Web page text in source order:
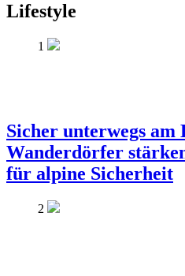
Lifestyle
1
Sicher unterwegs
Wanderdörfer
für alpine Sicherheit
2